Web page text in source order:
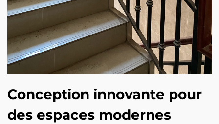
Conception innovante pour
des espaces modernes